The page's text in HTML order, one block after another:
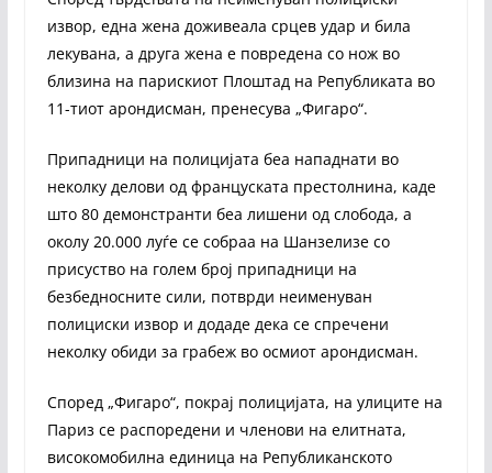
извор, една жена доживеала срцев удар и била
лекувана, а друга жена е повредена со нож во
близина на парискиот Плоштад на Републиката во
11-тиот арондисман, пренесува „Фигаро“.
Припадници на полицијата беа нападнати во
неколку делови од француската престолнина, каде
што 80 демонстранти беа лишени од слобода, а
околу 20.000 луѓе се собраа на Шанзелизе со
присуство на голем број припадници на
безбедносните сили, потврди неименуван
полициски извор и додаде дека се спречени
неколку обиди за грабеж во осмиот арондисман.
Според „Фигаро“, покрај полицијата, на улиците на
Париз се распоредени и членови на елитната,
високомобилна единица на Републиканското